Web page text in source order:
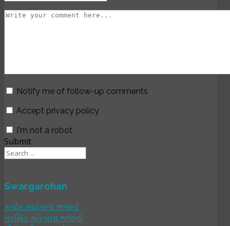
Notify me of follow-up comments
Accept privacy policy
I'm not a robot
Submit
Swargarohan
કબીર સાહેબના ભજનો
નરસિંહ મહેતાના ભજનો